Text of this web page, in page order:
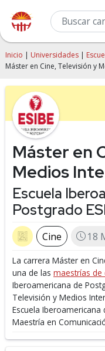
Inicio | Universidades |
Máster en Cine, Televisión y
Máster en
Medios
Escuela
Postgrado
Cine 18
La carrera Máster en
una de las maestrías de
Iberoamericana de
Televisión y Medios
Escuela Iberoamericana
Maestría en